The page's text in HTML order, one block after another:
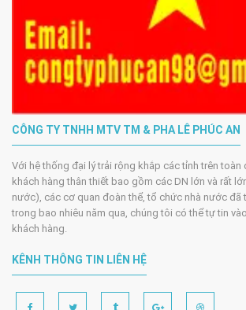
CÔNG TY TNHH MTV TM & PHA LÊ PHÚC AN
Với hệ thống đại lý trải rộng khắp các tỉnh trên toàn
khách hàng thân thiết bao gồm các DN lớn và rất
nước), các cơ quan đoàn thể, tổ chức nhà nước đã
trong bao nhiêu năm qua, chúng tôi có thể tự tin
khách hàng.
KÊNH THÔNG TIN LIÊN HỆ